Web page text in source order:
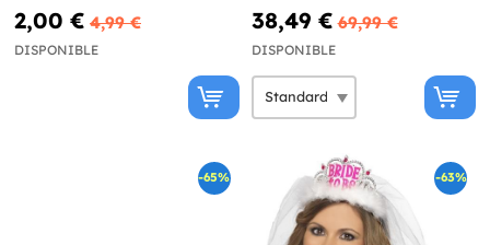
2,00 € 4,99 €
DISPONIBLE
38,49 € 69,99 €
DISPONIBLE
-65% -63%